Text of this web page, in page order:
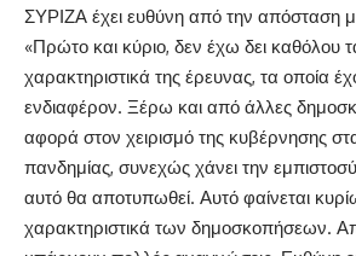
ΣΥΡΙΖΑ έχει ευθύνη από την απόσταση
«Πρώτο και κύριο, δεν έχω δει καθόλου
χαρακτηριστικά της έρευνας, τα οποία
ενδιαφέρον. Ξέρω και από άλλες
αφορά στον χειρισμό της κυβέρνησης
πανδημίας, συνεχώς χάνει την
αυτό θα αποτυπωθεί. Αυτό φαίνεται
χαρακτηριστικά των δημοσκοπήσεων.